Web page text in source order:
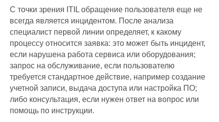
С точки зрения ITIL обращение пользователя еще не
всегда является инцидентом. После анализа
специалист первой линии определяет, к какому
процессу относится заявка: это может быть инцидент,
если нарушена работа сервиса или оборудования;
запрос на обслуживание, если пользователю
требуется стандартное действие, например создание
учетной записи, выдача доступа или настройка ПО;
либо консультация, если нужен ответ на вопрос или
помощь по инструкции.